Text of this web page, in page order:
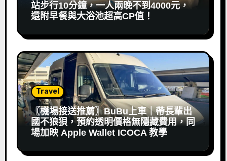
站步行10分鐘，一人兩晚不到4000元，
還附早餐與大浴池超高CP值！
Travel
〖機場接送推薦〗BuBu上車｜帶長輩出
國不狼狽，預約透明價格無隱藏費用，同
場加映 Apple Wallet ICOCA 教學